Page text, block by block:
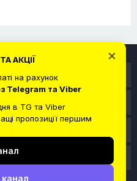
×
АКЦІЇ
на рахунок
Telegram та Viber
в TG та Viber
пропозиції першим